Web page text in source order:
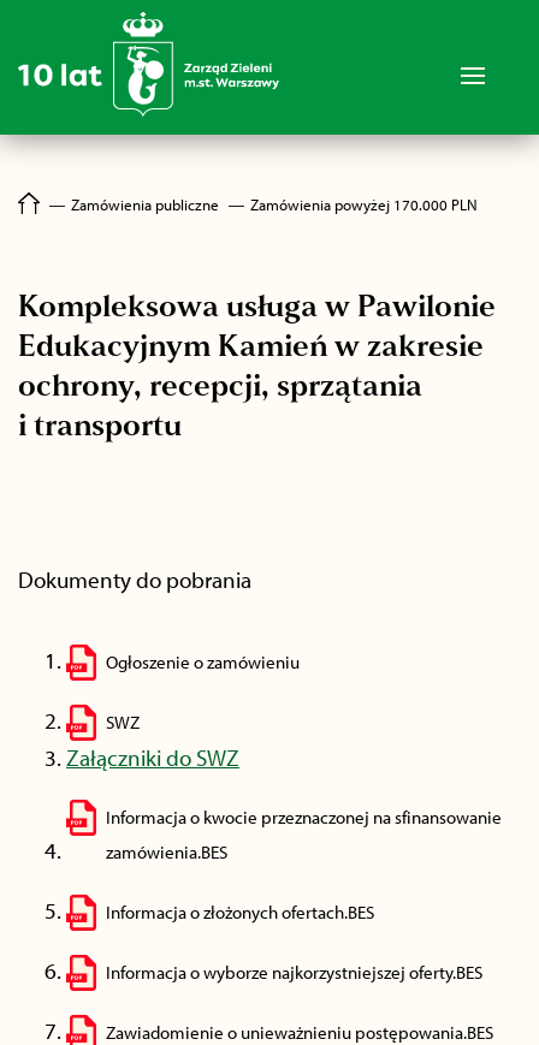
― Zamówienia publiczne ― Zamówienia powyżej 170.000 PLN
Kompleksowa usługa w Pawilonie
Edukacyjnym Kamień w zakresie
ochrony, recepcji, sprzątania
i transportu
Dokumenty do pobrania
Ogłoszenie o zamówieniu
SWZ
Załączniki do SWZ
Informacja o kwocie przeznaczonej na sfinansowanie
zamówienia.BES
Informacja o złożonych ofertach.BES
Informacja o wyborze najkorzystniejszej oferty.BES
Zawiadomienie o unieważnieniu postępowania.BES